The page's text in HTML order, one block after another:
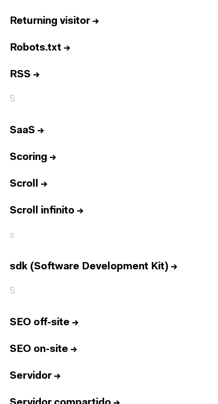
Returning visitor→
Robots.txt →
RSS →
S
SaaS →
Scoring →
Scroll →
Scroll infinito →
s
sdk (Software Development Kit) →
S
SEO off-site →
SEO on-site →
Servidor→
Equipo
Informes
Talento
Premios
Contacto
English
Cultura
Diccionario
Instagram1.898